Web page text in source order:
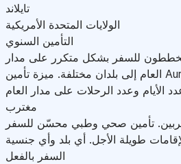
تايلاند
الولايات المتحدة الأمريكية
التأمين السنوي
يخططون للسفر بشكل متكرر على مدار
العام إلى بلدان مختلفة. ميزة تأمين Auras السنوي هي أنه لا يوجد
مغترب
تأمين صحي وطبي محسّن للسفر
السفر بالفعل